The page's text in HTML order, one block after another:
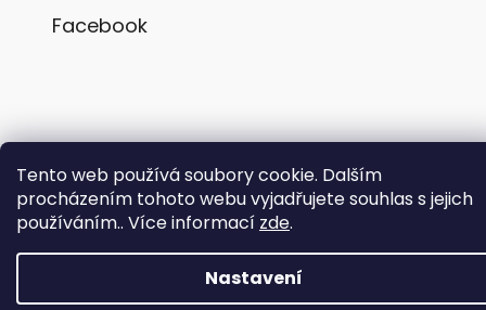
Tento web používá soubory cookie. Dalším
procházením tohoto webu vyjadřujete souhlas s jejich
používáním.. Více informací zde.
Nastavení
Facebook
Copyright 2026Zkusvíno.cz . Všechna práva vyhrazena.